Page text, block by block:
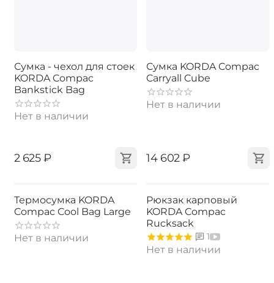
Сумка - чехол для стоек
KORDA Compac
Bankstick Bag
Нет в наличии
‍2 625‍₽
Сумка KORDA Compac
Carryall Cube
Нет в наличии
‍14 602‍₽
Термосумка KORDA
Compac Cool Bag Large
Нет в наличии
Рюкзак карповый
KORDA Compac
Rucksack
1
Нет в наличии